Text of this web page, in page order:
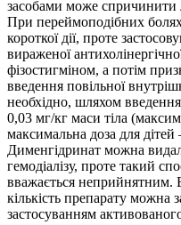
засобами може спричинити
При переймоподібних
короткої дії, проте
вираженої
фізостигміном, а потім
введення повільної
необхідно, шляхом введення
0,03 мг/кг маси тіла
максимальна доза для дітей
Дименгідринат можна
гемодіалізу, проте такий
вважається неприйнятним.
кількість препарату можна
застосуванням